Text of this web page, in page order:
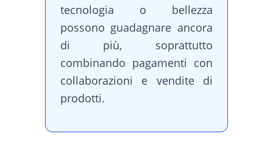
tecnologia o bellezza
possono guadagnare ancora
di più, soprattutto
combinando pagamenti con
collaborazioni e vendite di
prodotti.